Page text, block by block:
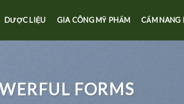
DƯỢC LIỆU GIA CÔNG MỸ PHẨM CẨM NANG
FORMS